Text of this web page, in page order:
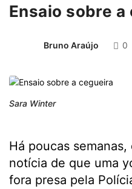
Ensaio sobre a
Bruno Araújo 0
Sara Winter
Há poucas
notícia de que uma
fora presa pela